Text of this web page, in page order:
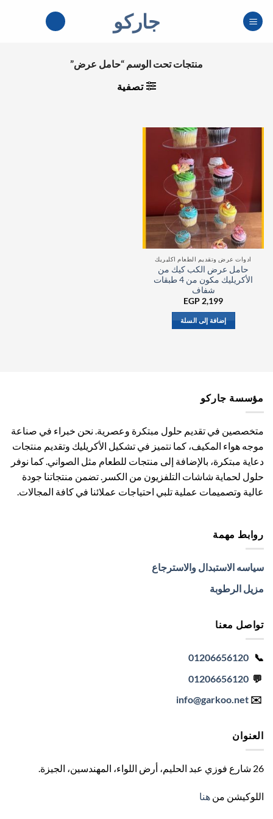
للمحتوى
جاركو
منتجات تحت الوسم “حامل عرض”
تصفية
ادوات عرض وتقديم الطعام اكليريك
حامل عرض الكب كيك من
الأكريليك مكون من 4 طبقات
شفاف
EGP 2,199
إضافة إلى السلة
مؤسسة جاركو
متخصصين في تقديم حلول مبتكرة وعصرية. نحن خبراء في صناعة
موجه هواء المكيف، كما نتميز في تشكيل الأكريليك وتقديم منتجات
دعاية مبتكرة، بالإضافة إلى منتجات للطعام مثل الصواني. كما نوفر
حلول لحماية شاشات التلفزيون من الكسر. تضمن منتجاتنا جودة
عالية وتصميمات عملية تلبي احتياجات عملائنا في كافة المجالات.
روابط مهمة
سياسه الاستبدال والاسترجاع
مزيل الرطوبة
تواصل معنا
📞
01206656120
💬
01206656120
✉️
info@garkoo.net
العنوان
26 شارع فوزي عبد الحليم، أرض اللواء، المهندسين، الجيزة .
اللوكيشن من هنا